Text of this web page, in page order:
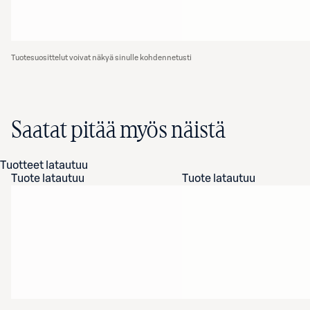
Tuotesuosittelut voivat näkyä sinulle kohdennetusti
Saatat pitää myös näistä
Tuotteet latautuu
Tuote latautuu
Tuote latautuu